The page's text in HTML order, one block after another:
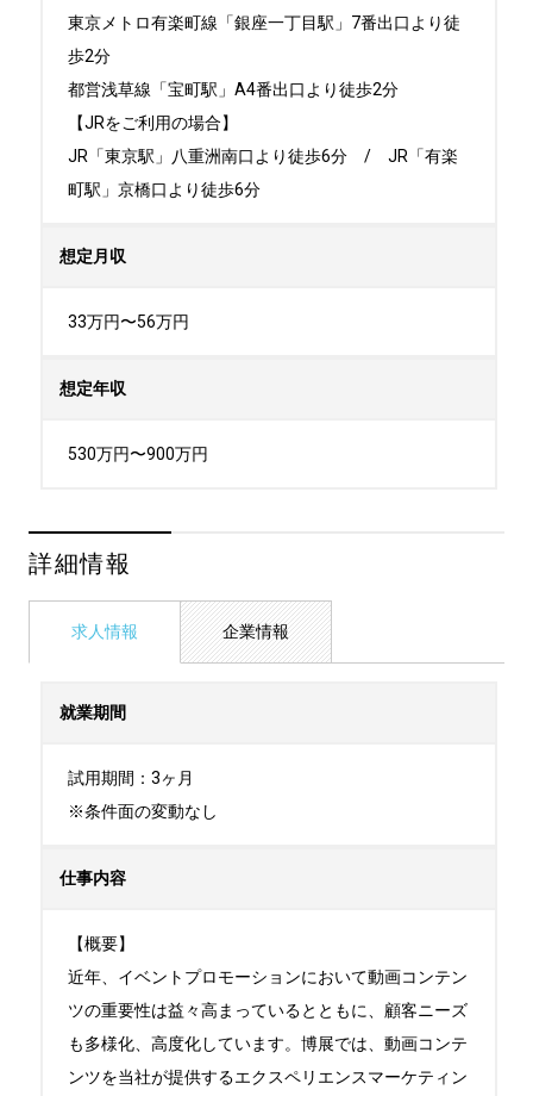
東京メトロ有楽町線「銀座一丁目駅」7番出口より徒
歩2分
都営浅草線「宝町駅」A4番出口より徒歩2分
【JRをご利用の場合】
JR「東京駅」八重洲南口より徒歩6分　/　JR「有楽
町駅」京橋口より徒歩6分
想定月収
33万円〜56万円
想定年収
530万円〜900万円
詳細情報
求人情報 企業情報
就業期間
試用期間：3ヶ月
※条件面の変動なし
仕事内容
【概要】
近年、イベントプロモーションにおいて動画コンテン
ツの重要性は益々高まっているとともに、顧客ニーズ
も多様化、高度化しています。博展では、動画コンテ
ンツを当社が提供するエクスペリエンスマーケティン